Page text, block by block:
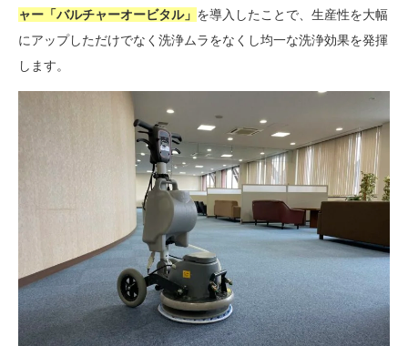
ャー「バルチャーオービタル」 を導入したことで、生産性を大幅
にアップしただけでなく洗浄ムラをなくし均一な洗浄効果を発揮
します。